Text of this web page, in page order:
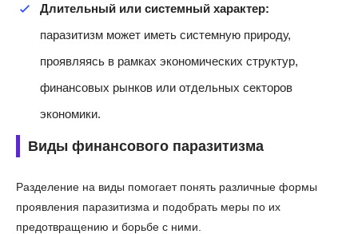
Длительный или системный характер:
паразитизм может иметь системную природу,
проявляясь в рамках экономических структур,
финансовых рынков или отдельных секторов
экономики.
Виды финансового паразитизма
Разделение на виды помогает понять различные формы
проявления паразитизма и подобрать меры по их
предотвращению и борьбе с ними.